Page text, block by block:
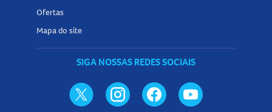
Ofertas
Mapa do site
SIGA NOSSAS REDES SOCIAIS